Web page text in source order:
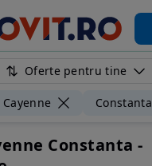
Oferte pentru tine
Cayenne Constanta
Constanta -